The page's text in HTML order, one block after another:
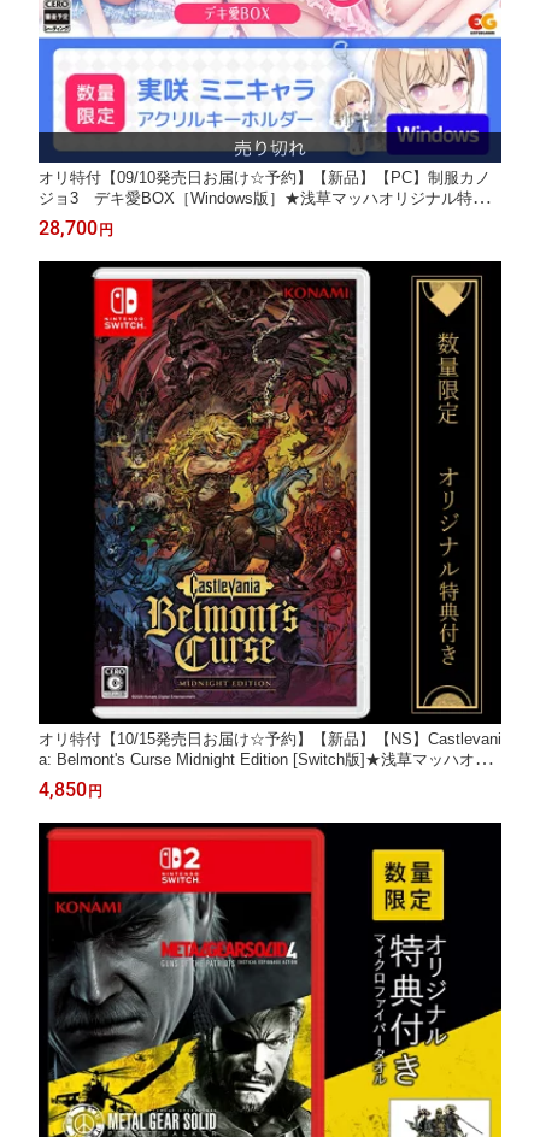
オリ特付【09/10発売日お届け☆予約】【新品】【PC】制服カノ
ジョ3 デキ愛BOX［Windows版］★浅草マッハオリジナル特典
アクリルキーホルダー付★
28,700 円
オリ特付【10/15発売日お届け☆予約】【新品】【NS】Castlevani
a: Belmont's Curse Midnight Edition [Switch版]★浅草マッハオリ
ジナル特典B5タペストリー付★
4,850 円